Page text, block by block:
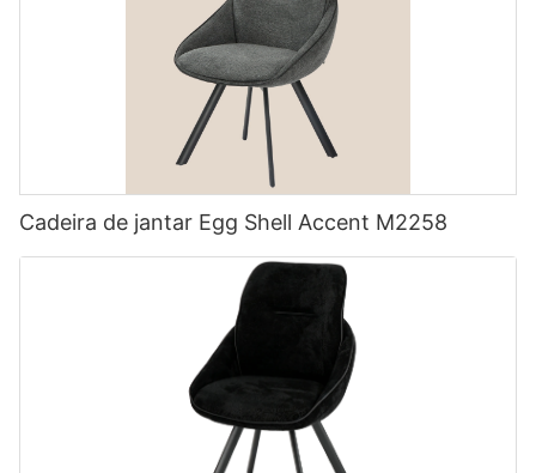
Cadeira de jantar Egg Shell Accent M2258